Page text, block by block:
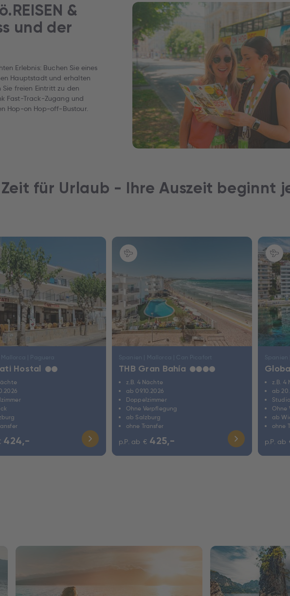
&
und der
Erlebnis: Buchen Sie eines
Hauptstadt und erhalten
Sie freien Eintritt zu den
Fast-Track-Zugang und
Hop‑on Hop‑off‑Bustour.
für Urlaub - Ihre Auszeit beginnt
Hostal ★★
424,-
THB Gran Bahía ★★★★
z.B. 4 Nächte
ab 09.10.2026
Doppelzimmer
Ohne Verpflegung
ab Salzburg
ohne Transfer
p.P. ab € 425,-
z.B. 4
ab
Studio
Ohne
ab
ohne
p.P. ab